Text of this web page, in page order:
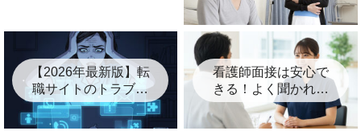
め】
【2026年最新版】転
職サイトのトラブル
に注意！知らないと
困るポイントまとめ
看護師面接は安心で
きる！よく聞かれる
質問と答え方・逆質
問のコツ